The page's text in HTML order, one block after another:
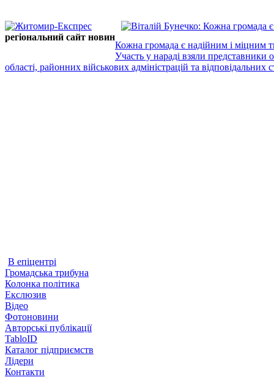
регіональний сайт новин
Кожна громада є надійним і міцним
Участь у нараді взяли представники
області, районних військових адміністрацій та відповідальних
В епіцентрі
Громадська трибуна
Колонка політика
Екслюзив
Відео
Фотоновини
Авторські публікації
TabloID
Каталог підприємств
Лідери
Контакти